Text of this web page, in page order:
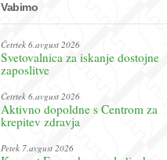
Vabimo
Četrtek 6.avgust 2026
Svetovalnica za iskanje dostojne
zaposlitve
Četrtek 6.avgust 2026
Aktivno dopoldne s Centrom za
krepitev zdravja
Petek 7.avgust 2026